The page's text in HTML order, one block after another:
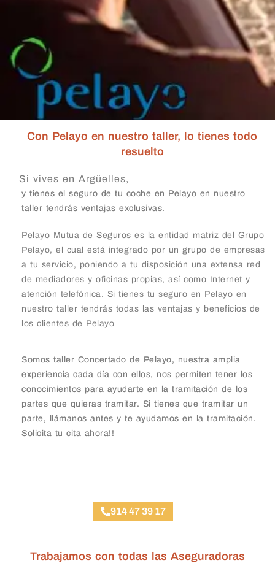
Con Pelayo en nuestro taller, lo tienes todo
resuelto
Si vives en Argüelles,
y tienes el seguro de tu coche en Pelayo en nuestro
taller tendrás ventajas exclusivas.
Pelayo Mutua de Seguros es la entidad matriz del Grupo
Pelayo, el cual está integrado por un grupo de empresas
a tu servicio, poniendo a tu disposición una extensa red
de mediadores y oficinas propias, así como Internet y
atención telefónica. Si tienes tu seguro en Pelayo en
nuestro taller tendrás todas las ventajas y beneficios de
los clientes de Pelayo
Somos taller Concertado de Pelayo, nuestra amplia
experiencia cada día con ellos, nos permiten tener los
conocimientos para ayudarte en la tramitación de los
partes que quieras tramitar. Si tienes que tramitar un
parte, llámanos antes y te ayudamos en la tramitación.
Solicita tu cita ahora!!
914 47 39 17
Trabajamos con todas las Aseguradoras